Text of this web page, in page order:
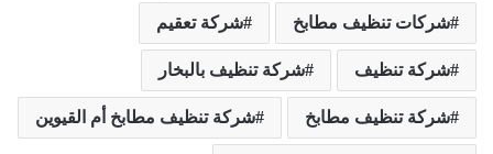
شركات تنظيف مطابخ شركة تعقيم
شركة تنظيف شركة تنظيف بالبخار
شركة تنظيف مطابخ شركة تنظيف مطابخ أم القيوين